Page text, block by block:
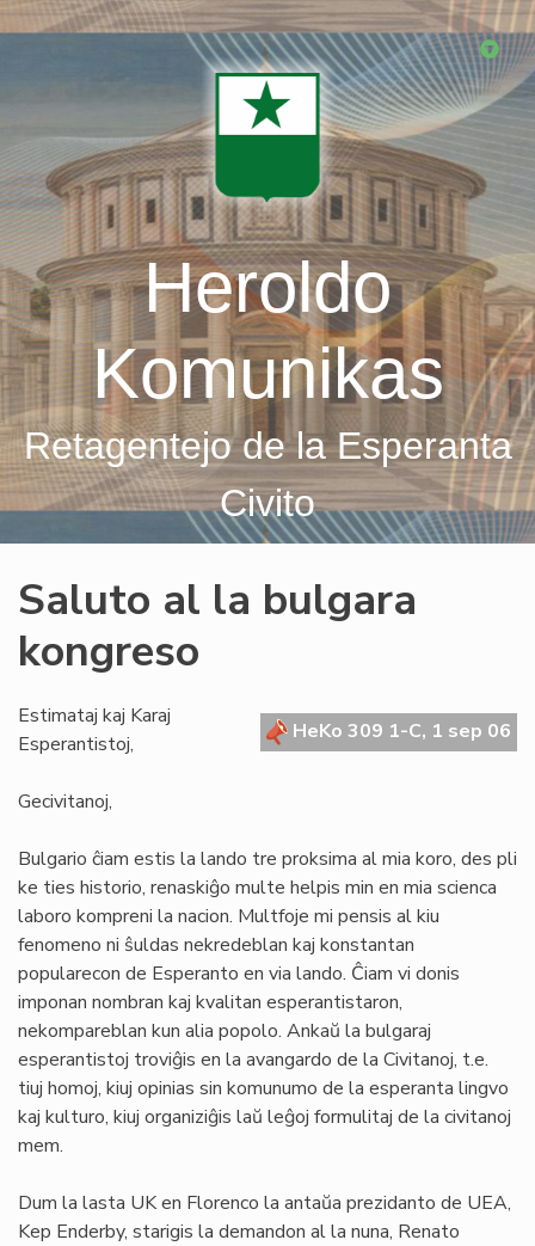
Skip
Heroldo
Komunikas
Retagentejo de la Esperanta
Civito
Saluto al la bulgara
kongreso
HeKo 309 1-C, 1 sep 06
Estimataj kaj Karaj
Esperantistoj,
Gecivitanoj,
Bulgario ĉiam estis la lando tre proksima al mia koro, des pli
ke ties historio, renaskiĝo multe helpis min en mia scienca
laboro kompreni la nacion. Multfoje mi pensis al kiu
fenomeno ni ŝuldas nekredeblan kaj konstantan
popularecon de Esperanto en via lando. Ĉiam vi donis
imponan nombran kaj kvalitan esperantistaron,
nekompareblan kun alia popolo. Ankaŭ la bulgaraj
esperantistoj troviĝis en la avangardo de la Civitanoj, t.e.
tiuj homoj, kiuj opinias sin komunumo de la esperanta lingvo
kaj kulturo, kiuj organiziĝis laŭ leĝoj formulitaj de la civitanoj
mem.
Dum la lasta UK en Florenco la antaŭa prezidanto de UEA,
Kep Enderby, starigis la demandon al la nuna, Renato